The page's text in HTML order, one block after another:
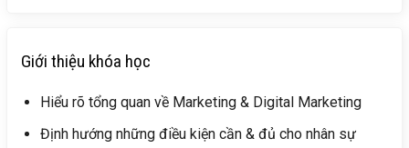
Giới thiệu khóa học
Hiểu rõ tổng quan về Marketing & Digital Marketing
Định hướng những điều kiện cần & đủ cho nhân sự